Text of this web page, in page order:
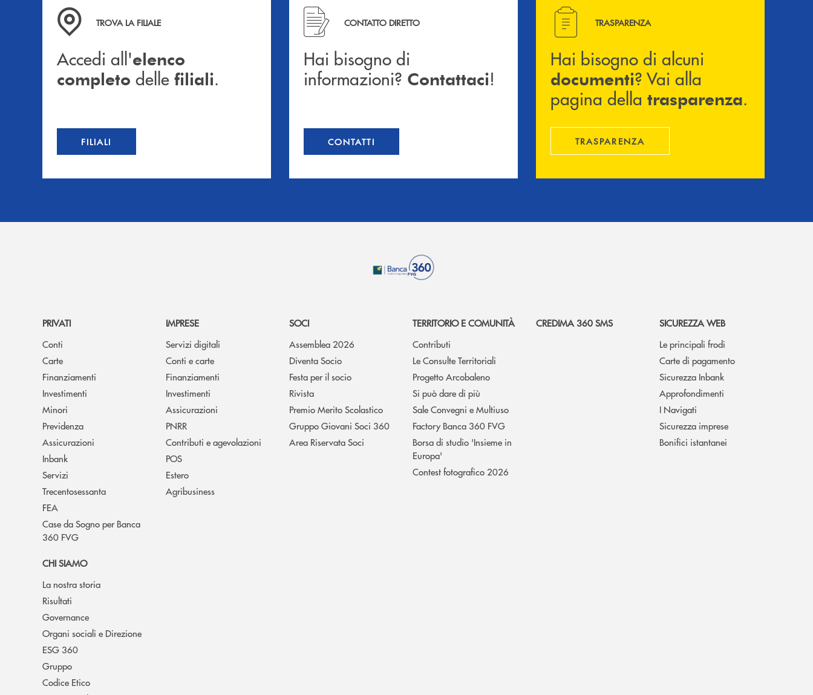
Accedi all' elenco completo delle filiali .
TROVA LA FILIALE
Accedi all'elenco
completo delle filiali.
FILIALI
Hai bisogno di informazioni? Contattaci !
CONTATTO DIRETTO
Hai bisogno di
informazioni? Contattaci!
CONTATTI
Hai bisogno di alcuni documenti ? Vai alla pagina della
TRASPARENZA
Hai bisogno di alcuni
documenti? Vai alla
pagina della trasparenza.
TRASPARENZA
PRIVATI
Conti
Carte
Finanziamenti
Investimenti
Minori
Previdenza
Assicurazioni
Inbank
Servizi
Trecentosessanta
FEA
Case da Sogno per Banca
360 FVG
IMPRESE
Servizi digitali
Conti e carte
Finanziamenti
Investimenti
Assicurazioni
PNRR
Contributi e agevolazioni
POS
Estero
Agribusiness
SOCI
Assemblea 2026
Diventa Socio
Festa per il socio
Rivista
Premio Merito Scolastico
Gruppo Giovani Soci 360
Area Riservata Soci
TERRITORIO E COMUNITÀ
Contributi
Le Consulte Territoriali
Progetto Arcobaleno
Si può dare di più
Sale Convegni e Multiuso
Factory Banca 360 FVG
Borsa di studio 'Insieme in
Europa'
Contest fotografico 2026
CREDIMA 360 SMS
SICUREZZA WEB
Le principali frodi
Carte di pagamento
Sicurezza Inbank
Approfondimenti
I Navigati
Sicurezza imprese
Bonifici istantanei
CHI SIAMO
La nostra storia
Risultati
Governance
Organi sociali e Direzione
ESG 360
Gruppo
Codice Etico